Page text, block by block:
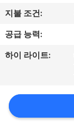
여
장
행
지불 조건:
공급 능력:
하이 라이트: